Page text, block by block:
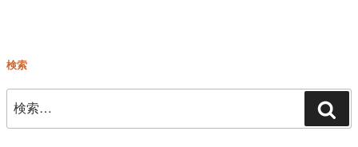
シ
ン
検索
検
索: